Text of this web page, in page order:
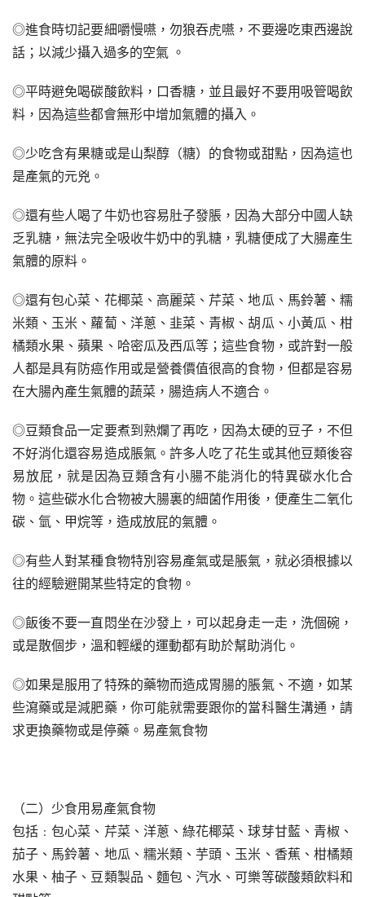
◎進食時切記要細嚼慢嚥，勿狼吞虎嚥，不要邊吃東西邊說
話；以減少攝入過多的空氣 。
◎平時避免喝碳酸飲料，口香糖，並且最好不要用吸管喝飲
料，因為這些都會無形中增加氣體的攝入。
◎少吃含有果糖或是山梨醇（糖）的食物或甜點，因為這也
是產氣的元兇。
◎還有些人喝了牛奶也容易肚子發脹，因為大部分中國人缺
乏乳糖，無法完全吸收牛奶中的乳糖，乳糖便成了大腸產生
氣體的原料。
◎還有包心菜、花椰菜、高麗菜、芹菜、地瓜、馬鈴薯、糯
米類、玉米、蘿蔔、洋蔥、韭菜、青椒、胡瓜、小黃瓜、柑
橘類水果、蘋果、哈密瓜及西瓜等；這些食物，或許對一般
人都是具有防癌作用或是營養價值很高的食物，但都是容易
在大腸內產生氣體的蔬菜，腸造病人不適合。
◎豆類食品一定要煮到熟爛了再吃，因為太硬的豆子，不但
不好消化還容易造成脹氣。許多人吃了花生或其他豆類後容
易放屁，就是因為豆類含有小腸不能消化的特異碳水化合
物。這些碳水化合物被大腸裏的細菌作用後，便產生二氧化
碳、氫、甲烷等，造成放屁的氣體。
◎有些人對某種食物特別容易產氣或是脹氣，就必須根據以
往的經驗避開某些特定的食物。
◎飯後不要一直悶坐在沙發上，可以起身走一走，洗個碗，
或是散個步，溫和輕緩的運動都有助於幫助消化。
◎如果是服用了特殊的藥物而造成胃腸的脹氣、不適，如某
些瀉藥或是減肥藥，你可能就需要跟你的當科醫生溝通，請
求更換藥物或是停藥。易產氣食物
（二）少食用易產氣食物
包括﹕包心菜、芹菜、洋蔥、綠花椰菜、球芽甘藍、青椒、
茄子、馬鈴薯、地瓜、糯米類、芋頭、玉米、香蕉、柑橘類
水果、柚子、豆類製品、麵包、汽水、可樂等碳酸類飲料和